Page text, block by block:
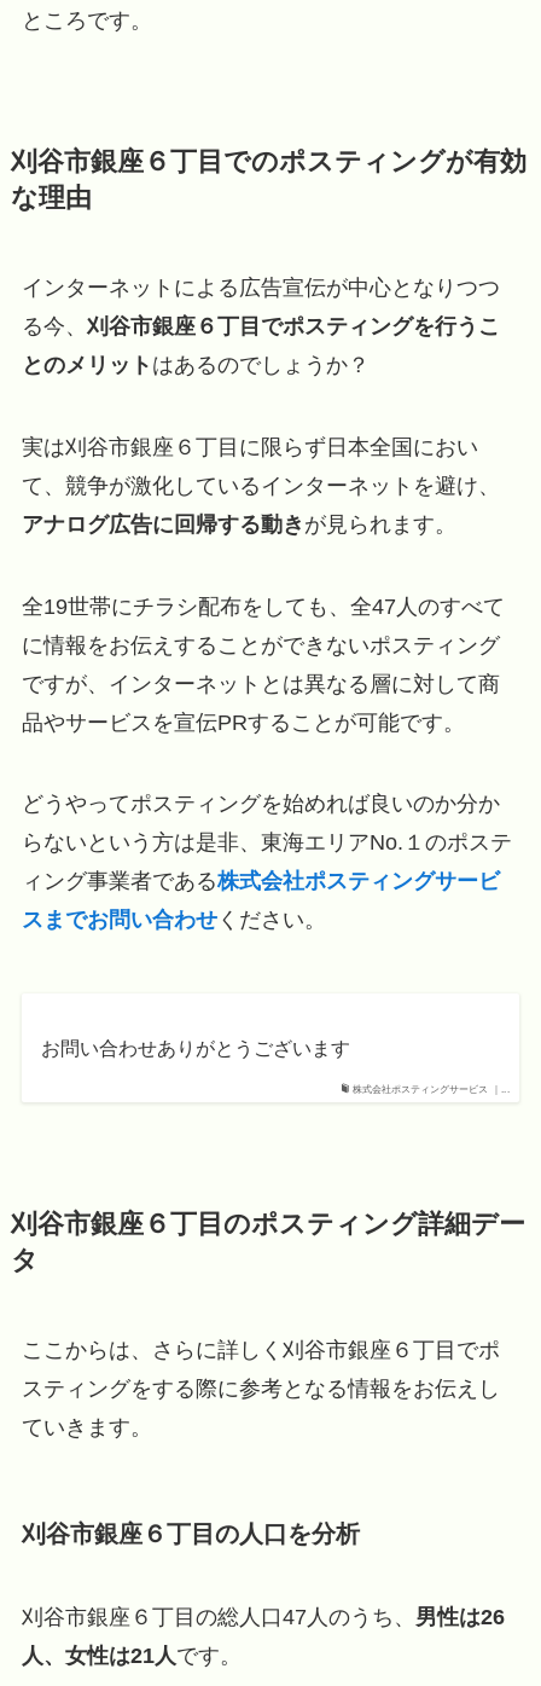
ところです。
刈谷市銀座６丁目でのポスティングが有効
な理由
インターネットによる広告宣伝が中心となりつつ
る今、 刈谷市銀座６丁目でポスティングを行うこ
とのメリット はあるのでしょうか？
実は刈谷市銀座６丁目に限らず日本全国におい
て、競争が激化しているインターネットを避け、
アナログ広告に回帰する動き が見られます。
全19世帯にチラシ配布をしても、全47人のすべて
に情報をお伝えすることができないポスティング
ですが、インターネットとは異なる層に対して商
品やサービスを宣伝PRすることが可能です。
どうやってポスティングを始めれば良いのか分か
らないという方は是非、東海エリアNo.１のポステ
ィング事業者である株式会社ポスティングサービ
スまでお問い合わせください。
株式会社ポスティングサービス ｜...
お問い合わせありがとうございます
刈谷市銀座６丁目のポスティング詳細デー
タ
ここからは、さらに詳しく刈谷市銀座６丁目でポ
スティングをする際に参考となる情報をお伝えし
ていきます。
刈谷市銀座６丁目の人口を分析
刈谷市銀座６丁目の総人口47人のうち、 男性は26
人、女性は21人です。